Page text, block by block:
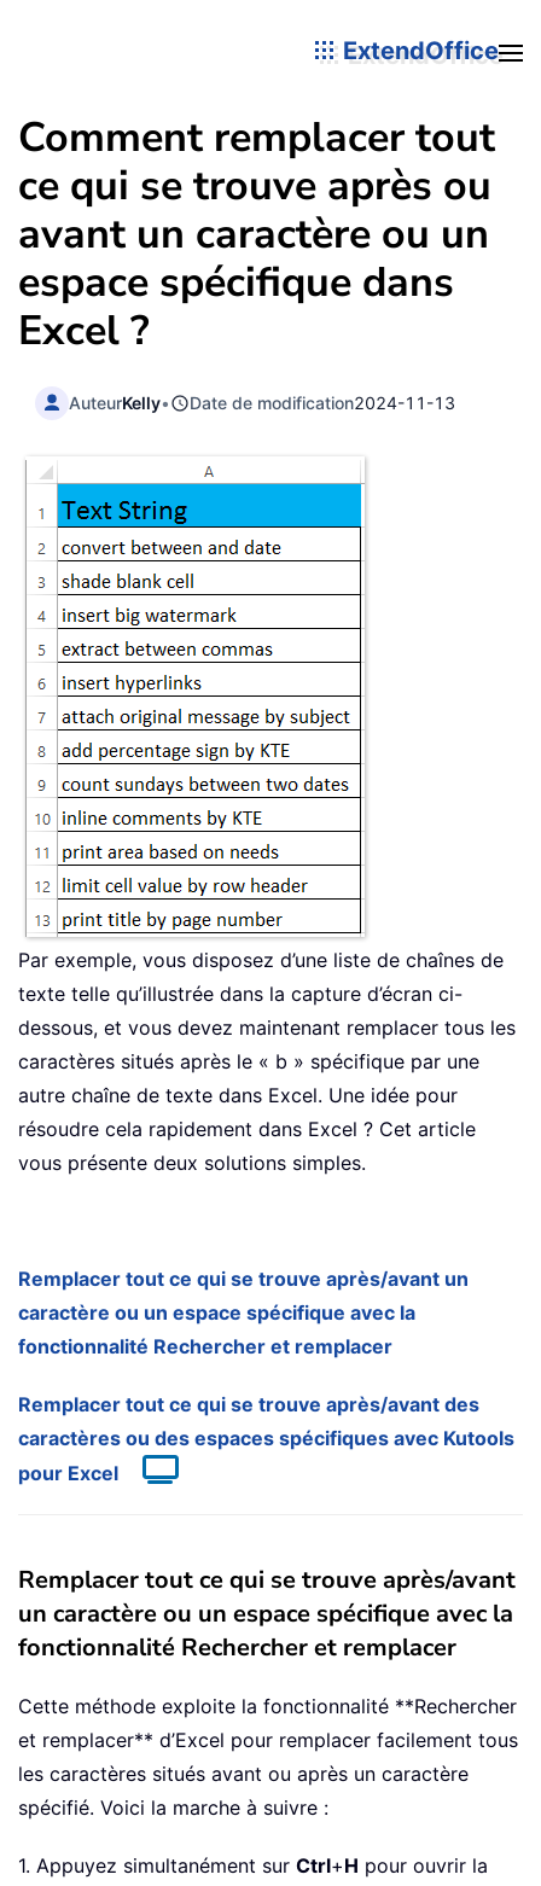
ExtendOffice
Comment remplacer tout
ce qui se trouve après ou
avant un caractère ou un
espace spécifique dans
Excel ?
AuteurKelly• Date de modification2024-11-13
Par exemple, vous disposez d’une liste de chaînes de
texte telle qu’illustrée dans la capture d’écran ci-
dessous, et vous devez maintenant remplacer tous les
caractères situés après le « b » spécifique par une
autre chaîne de texte dans Excel. Une idée pour
résoudre cela rapidement dans Excel ? Cet article
vous présente deux solutions simples.
Remplacer tout ce qui se trouve après/avant un
caractère ou un espace spécifique avec la
fonctionnalité Rechercher et remplacer
Remplacer tout ce qui se trouve après/avant des
caractères ou des espaces spécifiques avec Kutools
pour Excel
Remplacer tout ce qui se trouve après/avant
un caractère ou un espace spécifique avec la
fonctionnalité Rechercher et remplacer
Cette méthode exploite la fonctionnalité **Rechercher
et remplacer** d’Excel pour remplacer facilement tous
les caractères situés avant ou après un caractère
spécifié. Voici la marche à suivre :
1. Appuyez simultanément sur Ctrl+H pour ouvrir la